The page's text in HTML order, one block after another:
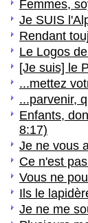
Femmes,
Je SUIS
Rendant
Le Logos
[Je suis] le
...mettez
...parvenir,
Enfants,
8:17)
Je ne vous
Ce n'est
Vous ne
Ils le
Je ne me